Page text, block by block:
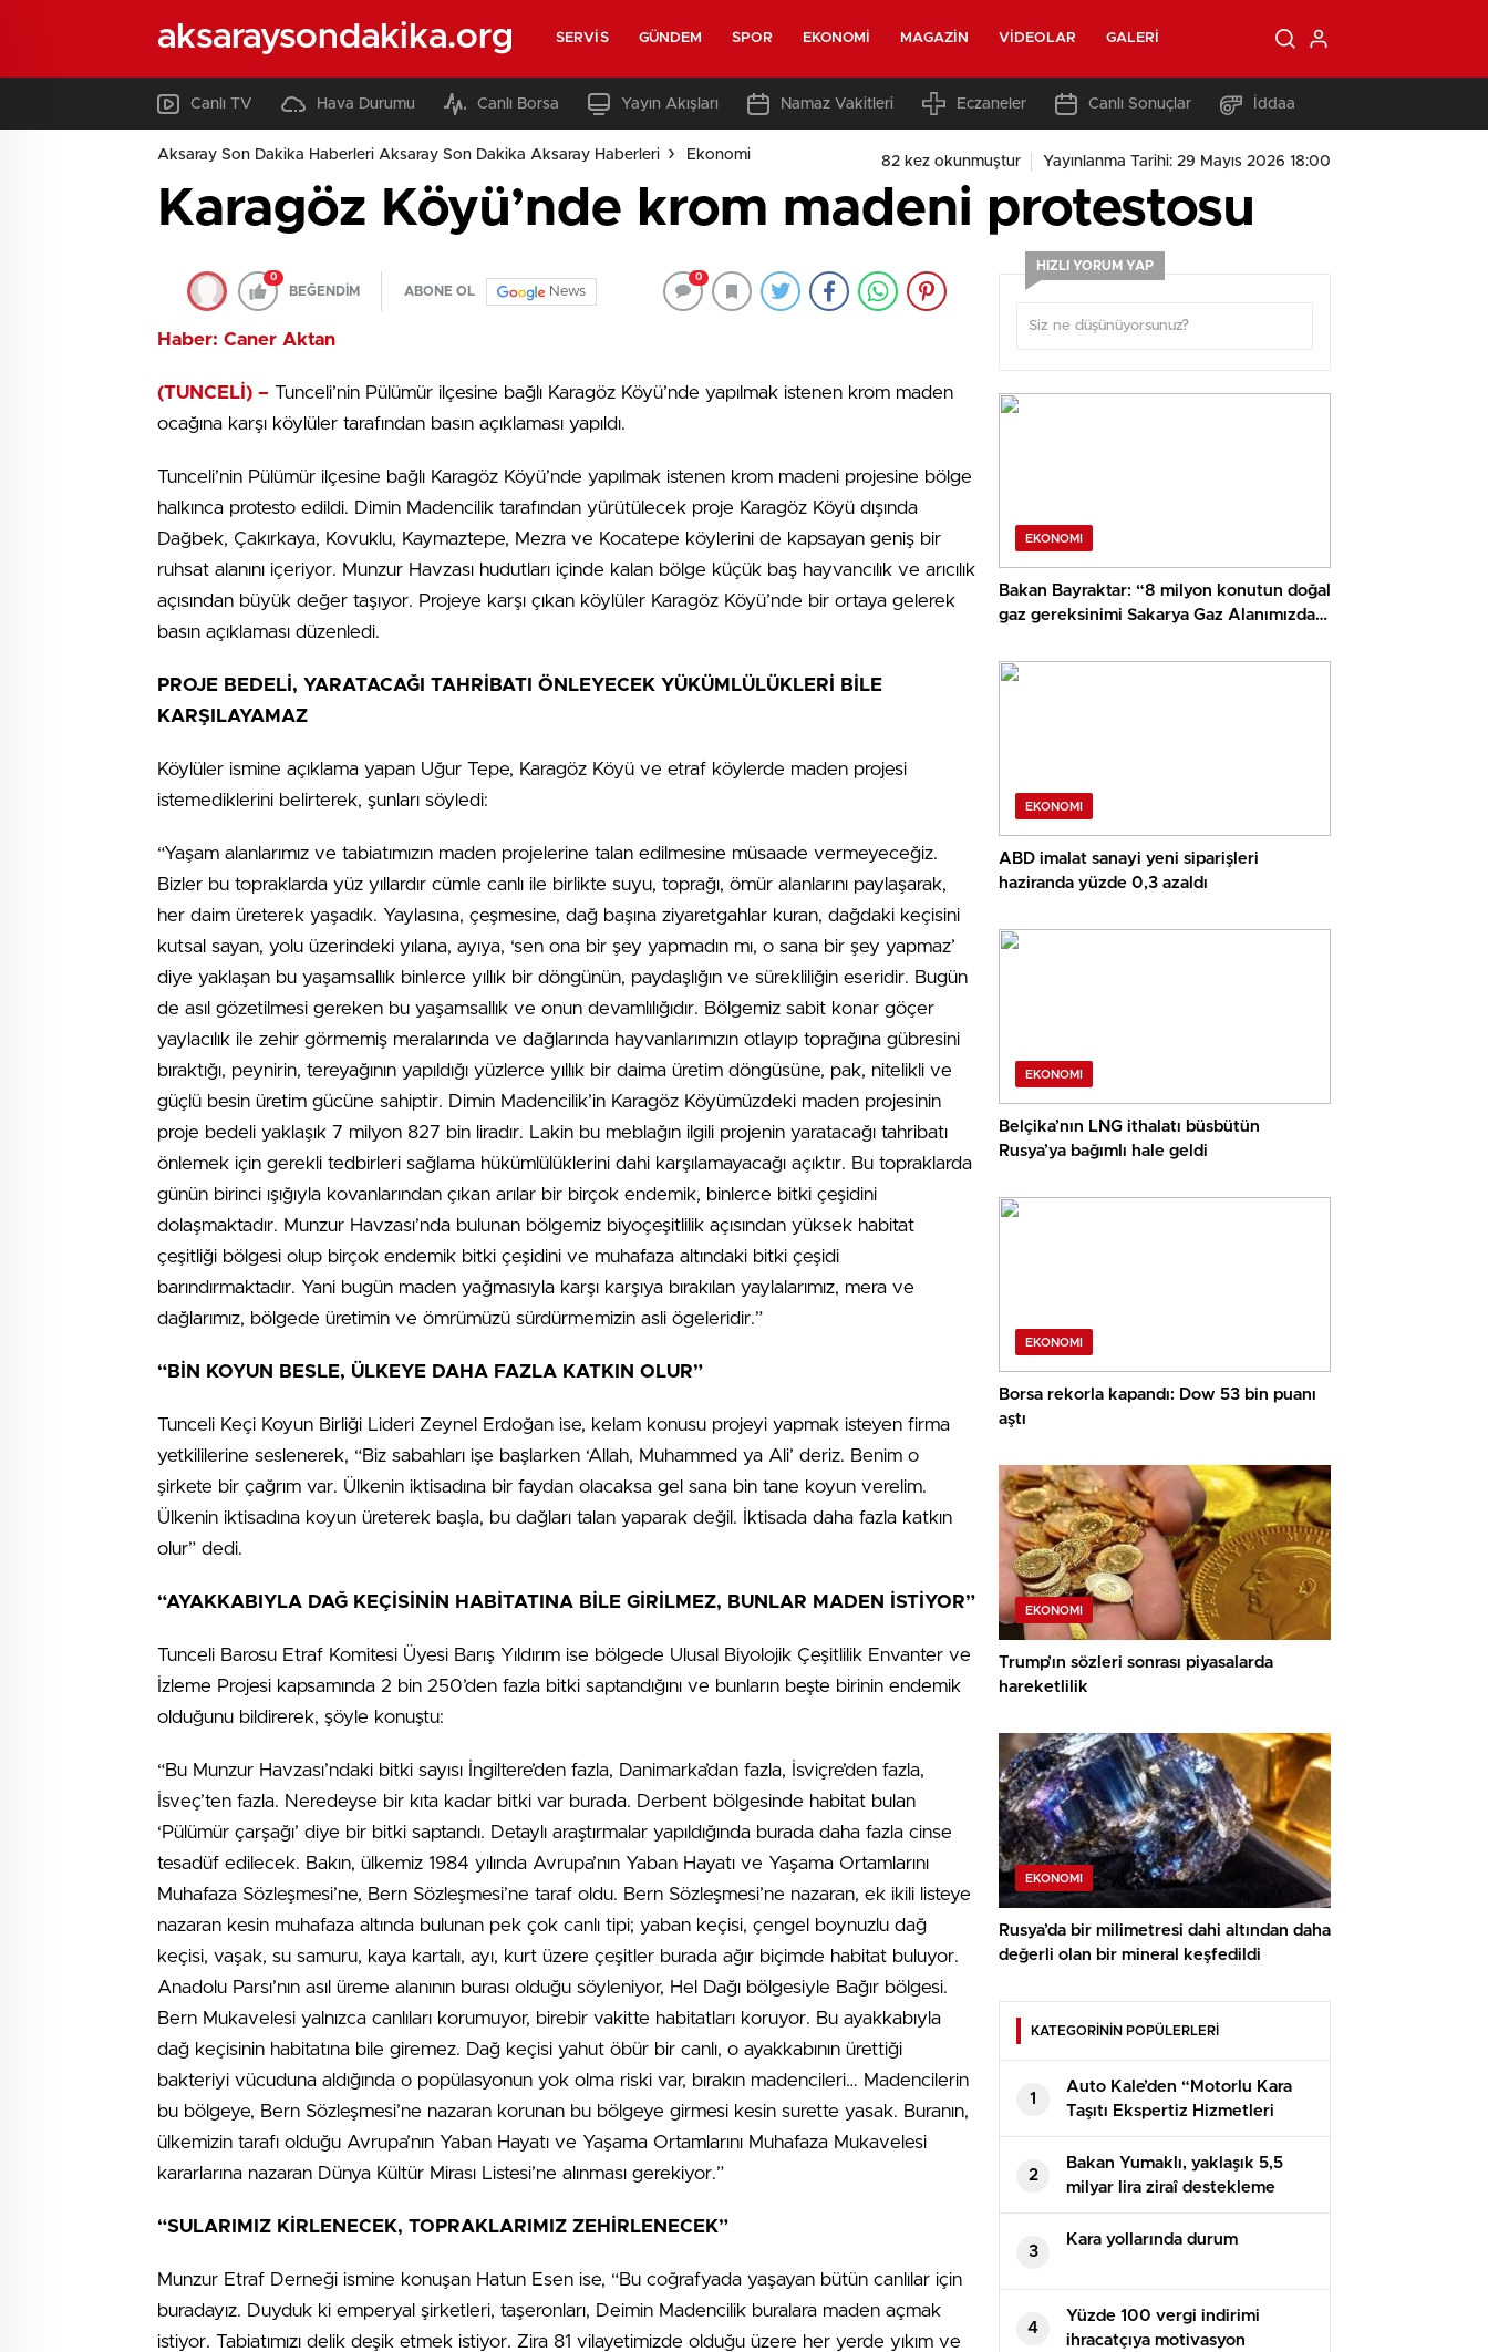
aksaraysondakika.org SERVIS GÜNDEM SPOR EKONOMI MAGAZIN VIDEOLAR GALERI
Canlı TV Hava Durumu Canlı Borsa Yayın Akışları Namaz Vakitleri Eczaneler Canlı Sonuçlar İddaa
Aksaray Son Dakika Haberleri Aksaray Son Dakika Aksaray Haberleri Ekonomi 82 kez okunmuştur Yayınlanma Tarihi: 29 Mayıs 2026 18:00
Karagöz Köyü’nde krom madeni protestosu
0
BEĞENDİM ABONE OL News
0
Haber: Caner Aktan
(TUNCELİ) – Tunceli’nin Pülümür ilçesine bağlı Karagöz Köyü’nde yapılmak istenen krom maden
ocağına karşı köylüler tarafından basın açıklaması yapıldı.
Tunceli’nin Pülümür ilçesine bağlı Karagöz Köyü’nde yapılmak istenen krom madeni projesine bölge
halkınca protesto edildi. Dimin Madencilik tarafından yürütülecek proje Karagöz Köyü dışında
Dağbek, Çakırkaya, Kovuklu, Kaymaztepe, Mezra ve Kocatepe köylerini de kapsayan geniş bir
ruhsat alanını içeriyor. Munzur Havzası hudutları içinde kalan bölge küçük baş hayvancılık ve arıcılık
açısından büyük değer taşıyor. Projeye karşı çıkan köylüler Karagöz Köyü’nde bir ortaya gelerek
basın açıklaması düzenledi.
PROJE BEDELİ, YARATACAĞI TAHRİBATI ÖNLEYECEK YÜKÜMLÜLÜKLERİ BİLE
KARŞILAYAMAZ
Köylüler ismine açıklama yapan Uğur Tepe, Karagöz Köyü ve etraf köylerde maden projesi
istemediklerini belirterek, şunları söyledi:
“Yaşam alanlarımız ve tabiatımızın maden projelerine talan edilmesine müsaade vermeyeceğiz.
Bizler bu topraklarda yüz yıllardır cümle canlı ile birlikte suyu, toprağı, ömür alanlarını paylaşarak,
her daim üreterek yaşadık. Yaylasına, çeşmesine, dağ başına ziyaretgahlar kuran, dağdaki keçisini
kutsal sayan, yolu üzerindeki yılana, ayıya, ‘sen ona bir şey yapmadın mı, o sana bir şey yapmaz’
diye yaklaşan bu yaşamsallık binlerce yıllık bir döngünün, paydaşlığın ve sürekliliğin eseridir. Bugün
de asıl gözetilmesi gereken bu yaşamsallık ve onun devamlılığıdır. Bölgemiz sabit konar göçer
yaylacılık ile zehir görmemiş meralarında ve dağlarında hayvanlarımızın otlayıp toprağına gübresini
bıraktığı, peynirin, tereyağının yapıldığı yüzlerce yıllık bir daima üretim döngüsüne, pak, nitelikli ve
güçlü besin üretim gücüne sahiptir. Dimin Madencilik’in Karagöz Köyümüzdeki maden projesinin
proje bedeli yaklaşık 7 milyon 827 bin liradır. Lakin bu meblağın ilgili projenin yaratacağı tahribatı
önlemek için gerekli tedbirleri sağlama hükümlülüklerini dahi karşılamayacağı açıktır. Bu topraklarda
günün birinci ışığıyla kovanlarından çıkan arılar bir birçok endemik, binlerce bitki çeşidini
dolaşmaktadır. Munzur Havzası’nda bulunan bölgemiz biyoçeşitlilik açısından yüksek habitat
çeşitliği bölgesi olup birçok endemik bitki çeşidini ve muhafaza altındaki bitki çeşidi
barındırmaktadır. Yani bugün maden yağmasıyla karşı karşıya bırakılan yaylalarımız, mera ve
dağlarımız, bölgede üretimin ve ömrümüzü sürdürmemizin asli ögeleridir.”
“BİN KOYUN BESLE, ÜLKEYE DAHA FAZLA KATKIN OLUR”
Tunceli Keçi Koyun Birliği Lideri Zeynel Erdoğan ise, kelam konusu projeyi yapmak isteyen firma
yetkililerine seslenerek, “Biz sabahları işe başlarken ‘Allah, Muhammed ya Ali’ deriz. Benim o
şirkete bir çağrım var. Ülkenin iktisadına bir faydan olacaksa gel sana bin tane koyun verelim.
Ülkenin iktisadına koyun üreterek başla, bu dağları talan yaparak değil. İktisada daha fazla katkın
olur” dedi.
“AYAKKABIYLA DAĞ KEÇİSİNİN HABİTATINA BİLE GİRİLMEZ, BUNLAR MADEN İSTİYOR”
Tunceli Barosu Etraf Komitesi Üyesi Barış Yıldırım ise bölgede Ulusal Biyolojik Çeşitlilik Envanter ve
İzleme Projesi kapsamında 2 bin 250’den fazla bitki saptandığını ve bunların beşte birinin endemik
olduğunu bildirerek, şöyle konuştu:
“Bu Munzur Havzası’ndaki bitki sayısı İngiltere’den fazla, Danimarka’dan fazla, İsviçre’den fazla,
İsveç’ten fazla. Neredeyse bir kıta kadar bitki var burada. Derbent bölgesinde habitat bulan
‘Pülümür çarşağı’ diye bir bitki saptandı. Detaylı araştırmalar yapıldığında burada daha fazla cinse
tesadüf edilecek. Bakın, ülkemiz 1984 yılında Avrupa’nın Yaban Hayatı ve Yaşama Ortamlarını
Muhafaza Sözleşmesi’ne, Bern Sözleşmesi’ne taraf oldu. Bern Sözleşmesi’ne nazaran, ek ikili listeye
nazaran kesin muhafaza altında bulunan pek çok canlı tipi; yaban keçisi, çengel boynuzlu dağ
keçisi, vaşak, su samuru, kaya kartalı, ayı, kurt üzere çeşitler burada ağır biçimde habitat buluyor.
Anadolu Parsı’nın asıl üreme alanının burası olduğu söyleniyor, Hel Dağı bölgesiyle Bağır bölgesi.
Bern Mukavelesi yalnızca canlıları korumuyor, birebir vakitte habitatları koruyor. Bu ayakkabıyla
dağ keçisinin habitatına bile giremez. Dağ keçisi yahut öbür bir canlı, o ayakkabının ürettiği
bakteriyi vücuduna aldığında o popülasyonun yok olma riski var, bırakın madencileri… Madencilerin
bu bölgeye, Bern Sözleşmesi’ne nazaran korunan bu bölgeye girmesi kesin surette yasak. Buranın,
ülkemizin tarafı olduğu Avrupa’nın Yaban Hayatı ve Yaşama Ortamlarını Muhafaza Mukavelesi
kararlarına nazaran Dünya Kültür Mirası Listesi’ne alınması gerekiyor.”
“SULARIMIZ KİRLENECEK, TOPRAKLARIMIZ ZEHİRLENECEK”
Munzur Etraf Derneği ismine konuşan Hatun Esen ise, “Bu coğrafyada yaşayan bütün canlılar için
buradayız. Duyduk ki emperyal şirketleri, taşeronları, Deimin Madencilik buralara maden açmak
istiyor. Tabiatımızı delik deşik etmek istiyor. Zira 81 vilayetimizde olduğu üzere her yerde yıkım ve
HIZLI YORUM YAP
EKONOMI
Bakan Bayraktar: “8 milyon konutun doğal
gaz gereksinimi Sakarya Gaz Alanımızdan
EKONOMI
ABD imalat sanayi yeni siparişleri
haziranda yüzde 0,3 azaldı
EKONOMI
Belçika’nın LNG ithalatı büsbütün
Rusya’ya bağımlı hale geldi
EKONOMI
Borsa rekorla kapandı: Dow 53 bin puanı
aştı
EKONOMI
Trump’ın sözleri sonrası piyasalarda
hareketlilik
EKONOMI
Rusya’da bir milimetresi dahi altından daha
değerli olan bir mineral keşfedildi
KATEGORİNİN POPÜLERLERİ
1
Auto Kale’den “Motorlu Kara
Taşıtı Ekspertiz Hizmetleri
Hakkında Yönetmelik Taslağı”
değerlendirmesi
2
Bakan Yumaklı, yaklaşık 5,5
milyar lira ziraî destekleme
ödemesinin bugün yapılacağını
bildirdi
3
Kara yollarında durum
4
Yüzde 100 vergi indirimi
ihracatçıya motivasyon